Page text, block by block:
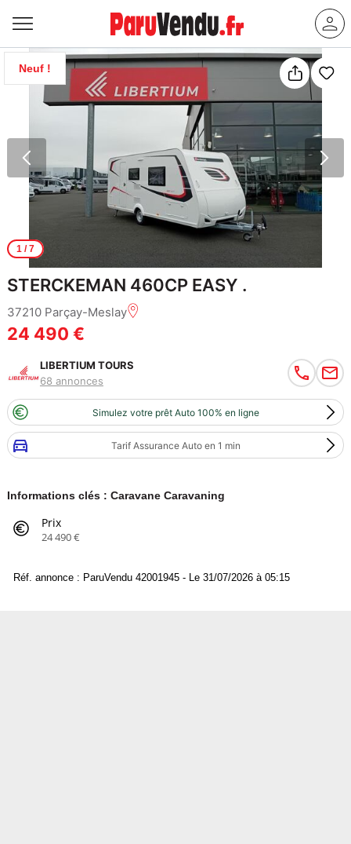
Neuf !
1/ 7
STERCKEMAN 460CP EASY .
37210 Parçay-Meslay
24 490 €
LIBERTIUM TOURS
68 annonces
Simulez votre prêt Auto 100% en ligne
Tarif Assurance Auto en 1 min
Informations clés : Caravane Caravaning
Prix
24 490 €
Réf. annonce : ParuVendu 42001945 - Le 31/07/2026 à 05:15